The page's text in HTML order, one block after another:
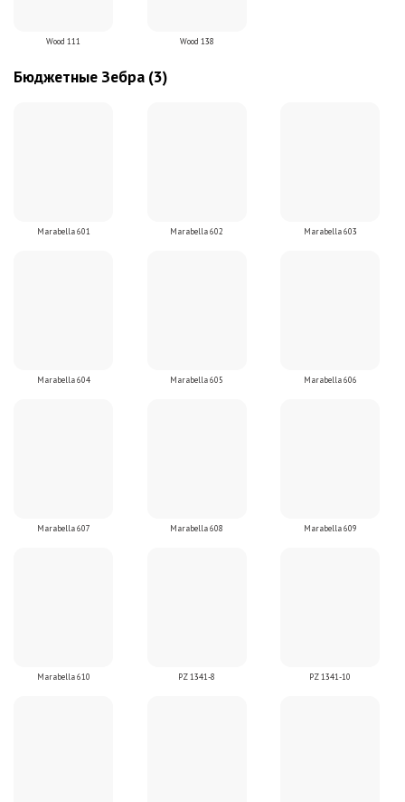
Wood 111 Wood 138
Бюджетные Зебра (3)
Marabella 601 Marabella 602 Marabella 603
Marabella 604 Marabella 605 Marabella 606
Marabella 607 Marabella 608 Marabella 609
Marabella 610 PZ 1341-8 PZ 1341-10